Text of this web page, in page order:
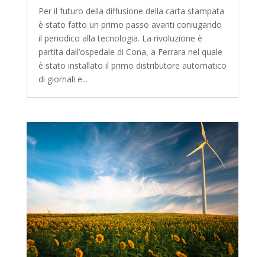
Per il futuro della diffusione della carta stampata
è stato fatto un primo passo avanti coniugando
il periodico alla tecnologia. La rivoluzione è
partita dall’ospedale di Cona, a Ferrara nel quale
è stato installato il primo distributore automatico
di giornali e...